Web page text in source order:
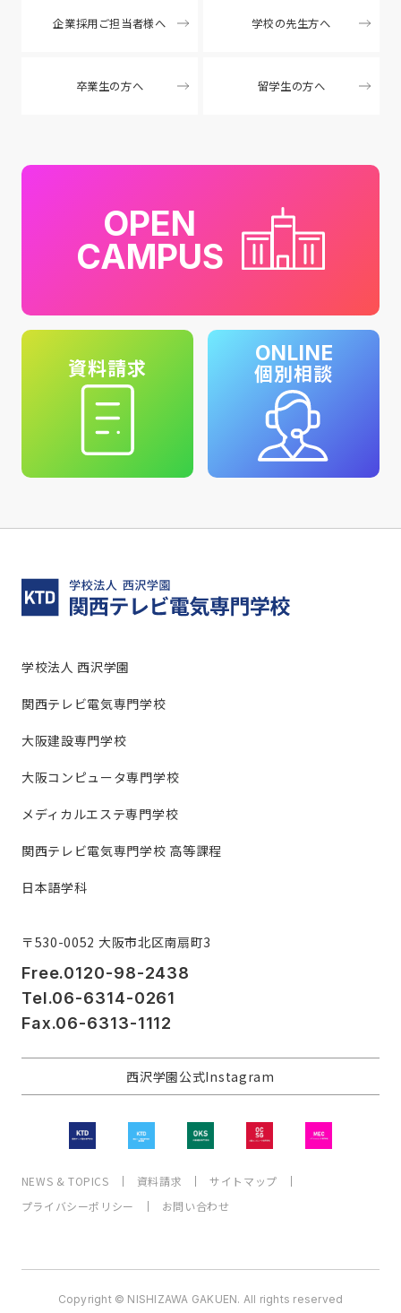
企業採用ご担当者様へ 学校の先生方へ
卒業生の方へ 留学生の方へ
OPEN
CAMPUS
資料請求
ONLINE
個別相談
学校法人 西沢学園
関西テレビ電気専門学校
大阪建設専門学校
大阪コンピュータ専門学校
メディカルエステ専門学校
関西テレビ電気専門学校 高等課程
日本語学科
〒530-0052 大阪市北区南扇町3
Free.0120-98-2438
Tel.06-6314-0261
Fax.06-6313-1112
西沢学園公式Instagram
NEWS & TOPICS 資料請求
サイトマップ
プライバシーポリシー
お問い合わせ
Copyright © NISHIZAWA GAKUEN. All rights reserved